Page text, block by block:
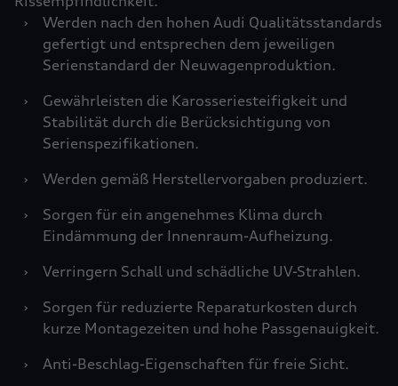
›
Werden nach den hohen Audi Qualitätsstandards
gefertigt und entsprechen dem jeweiligen
Serienstandard der Neuwagenproduktion.
›
Gewährleisten die Karosseriesteifigkeit und
Stabilität durch die Berücksichtigung von
Serienspezifikationen.
›
Werden gemäß Herstellervorgaben produziert.
›
Sorgen für ein angenehmes Klima durch
Eindämmung der Innenraum-Aufheizung.
›
Verringern Schall und schädliche UV-Strahlen.
›
Sorgen für reduzierte Reparaturkosten durch
kurze Montagezeiten und hohe Passgenauigkeit.
›
Anti-Beschlag-Eigenschaften für freie Sicht.